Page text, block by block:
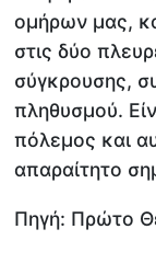
ομήρων μας,
στις δύο
σύγκρουσης,
πληθυσμού.
πόλεμος και
απαραίτητο
Πηγή: Πρώτο